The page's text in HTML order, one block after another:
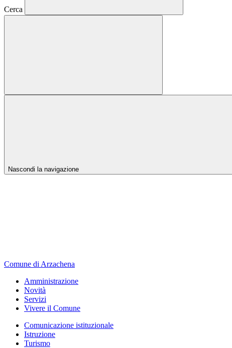
Cerca
Nascondi la navigazione
Comune di Arzachena
Amministrazione
Novità
Servizi
Vivere il Comune
Comunicazione istituzionale
Istruzione
Turismo